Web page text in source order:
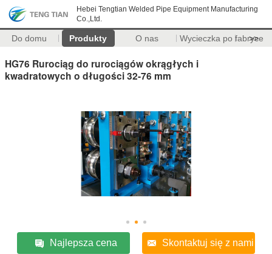
Hebei Tengtian Welded Pipe Equipment Manufacturing
Co.,Ltd.
Do domu Produkty O nas Wycieczka po fabryce
>>
HG76 Rurociąg do rurociągów okrągłych i
kwadratowych o długości 32-76 mm
Najlepsza cena Skontaktuj się z nami